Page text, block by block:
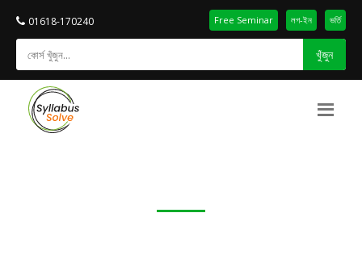
01618-170240
খুঁজুন
Free Seminar লগ-ইন ভর্তি